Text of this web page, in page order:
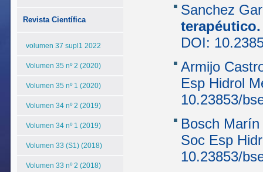
Revista Científica
volumen 37 supl1 2022
Volumen 35 nº 2 (2020)
Volumen 35 nº 1 (2020)
Volumen 34 nº 2 (2019)
Volumen 34 nº 1 (2019)
Volumen 33 (S1) (2018)
Volumen 33 nº 2 (2018)
Sanchez
terapéutico
DOI:
Armijo
Esp Hidrol
10.23853/
Bosch Marín
Soc Esp
10.23853/